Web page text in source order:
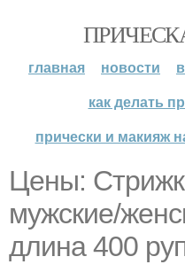
главная новости
как делать
прически и макияж
Цены:
мужские/
длина 400